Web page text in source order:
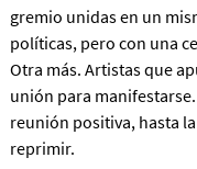
gremio unidas en un
políticas, pero con una
Otra más. Artistas que
unión para
reunión positiva, hasta
reprimir.